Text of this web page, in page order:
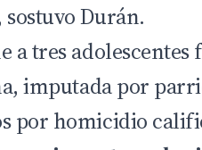
sostuvo Durán.
a tres
imputada por
por homicidio